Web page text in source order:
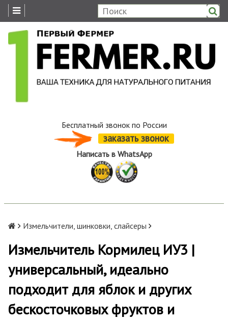
Бесплатный звонок по России
заказать звонок
Написать в WhatsApp
Измельчители, шинковки, слайсеры
Измельчитель Кормилец ИУ3 |
универсальный, идеально
подходит для яблок и других
бескосточковых фруктов и